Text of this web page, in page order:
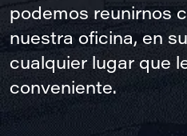
podemos reunirnos
nuestra oficina, en
cualquier lugar que
conveniente.